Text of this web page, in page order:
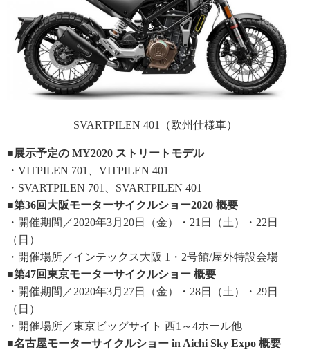
SVARTPILEN 401（欧州仕様車）
■展示予定の MY2020 ストリートモデル
・VITPILEN 701、VITPILEN 401
・SVARTPILEN 701、SVARTPILEN 401
■第36回大阪モーターサイクルショー2020 概要
・開催期間／2020年3月20日（金）・21日（土）・22日
（日）
・開催場所／インテックス大阪 1・2号館/屋外特設会場
■第47回東京モーターサイクルショー 概要
・開催期間／2020年3月27日（金）・28日（土）・29日
（日）
・開催場所／東京ビッグサイト 西1～4ホール他
■名古屋モーターサイクルショー in Aichi Sky Expo 概要